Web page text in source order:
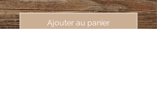
Ajouter au panier